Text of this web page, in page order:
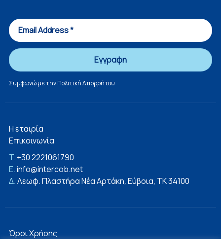
Συμφωνώ με τηνΠολιτική Απορρήτου
Η εταιρία
Επικοινωνία
T. +30 2221061790
E.info@intercob.net
Δ.Λεωφ. Πλαστήρα Νέα Αρτάκη, Εύβοια, ΤΚ 34100
Όροι Χρήσης